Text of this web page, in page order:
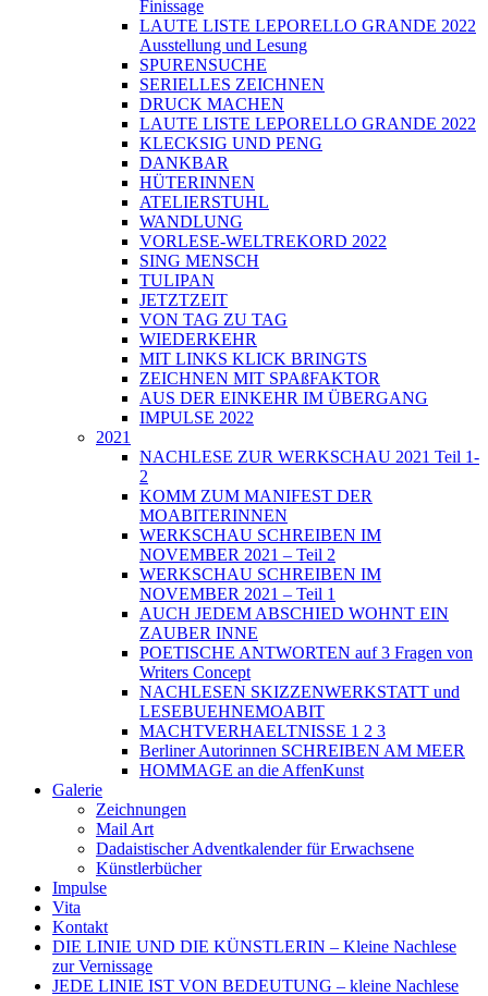
Finissage
LAUTE LISTE LEPORELLO GRANDE 2022
Ausstellung und Lesung
SPURENSUCHE
SERIELLES ZEICHNEN
DRUCK MACHEN
LAUTE LISTE LEPORELLO GRANDE 2022
KLECKSIG UND PENG
DANKBAR
HÜTERINNEN
ATELIERSTUHL
WANDLUNG
VORLESE-WELTREKORD 2022
SING MENSCH
TULIPAN
JETZTZEIT
VON TAG ZU TAG
WIEDERKEHR
MIT LINKS KLICK BRINGTS
ZEICHNEN MIT SPAßFAKTOR
AUS DER EINKEHR IM ÜBERGANG
IMPULSE 2022
2021
NACHLESE ZUR WERKSCHAU 2021 Teil 1-
2
KOMM ZUM MANIFEST DER
MOABITERINNEN
WERKSCHAU SCHREIBEN IM
NOVEMBER 2021 – Teil 2
WERKSCHAU SCHREIBEN IM
NOVEMBER 2021 – Teil 1
AUCH JEDEM ABSCHIED WOHNT EIN
ZAUBER INNE
POETISCHE ANTWORTEN auf 3 Fragen von
Writers Concept
NACHLESEN SKIZZENWERKSTATT und
LESEBUEHNEMOABIT
MACHTVERHAELTNISSE 1 2 3
Berliner Autorinnen SCHREIBEN AM MEER
HOMMAGE an die AffenKunst
Galerie
Zeichnungen
Mail Art
Dadaistischer Adventkalender für Erwachsene
Künstlerbücher
Impulse
Vita
Kontakt
DIE LINIE UND DIE KÜNSTLERIN – Kleine Nachlese
zur Vernissage
JEDE LINIE IST VON BEDEUTUNG – kleine Nachlese